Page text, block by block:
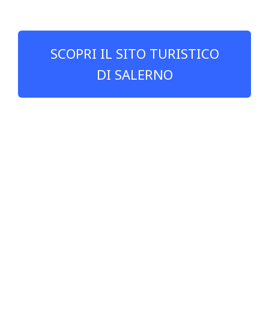
SCOPRI IL SITO TURISTICO
DI SALERNO